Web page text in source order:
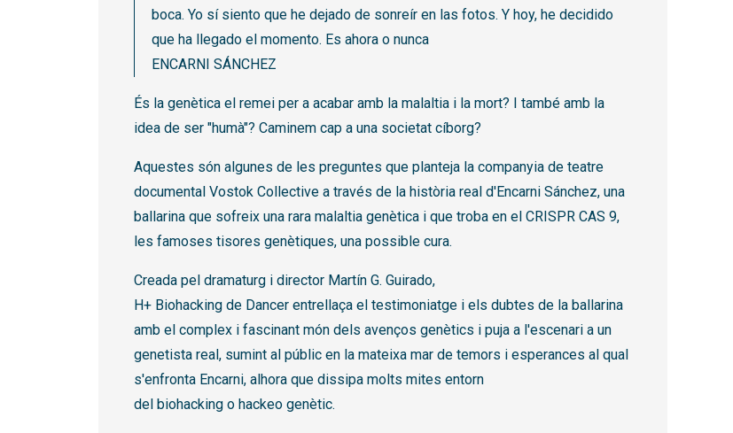
boca. Yo sí siento que he dejado de sonreír en las fotos. Y hoy, he decidido
que ha llegado el momento. Es ahora o nunca
ENCARNI SÁNCHEZ
És la genètica el remei per a acabar amb la malaltia i la mort? I també amb la
idea de ser "humà"? Caminem cap a una societat cíborg?
Aquestes són algunes de les preguntes que planteja la companyia de teatre
documental Vostok Collective a través de la història real d'Encarni Sánchez, una
ballarina que sofreix una rara malaltia genètica i que troba en el CRISPR CAS 9,
les famoses tisores genètiques, una possible cura.
Creada pel dramaturg i director Martín G. Guirado,
H+ Biohacking de Dancer entrellaça el testimoniatge i els dubtes de la ballarina
amb el complex i fascinant món dels avenços genètics i puja a l'escenari a un
genetista real, sumint al públic en la mateixa mar de temors i esperances al qual
s'enfronta Encarni, alhora que dissipa molts mites entorn
del biohacking o hackeo genètic.